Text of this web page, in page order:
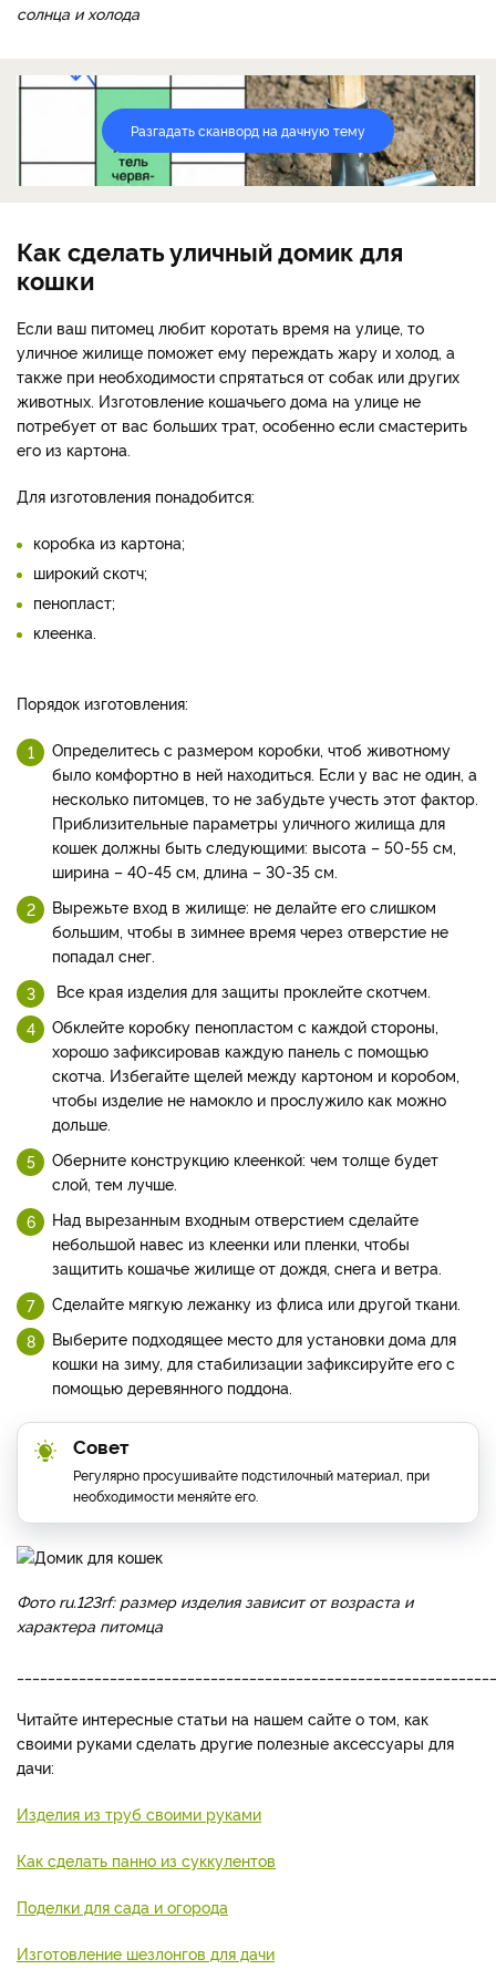
солнца и холода
Разгадать сканворд на дачную тему
Как сделать уличный домик для
кошки
Если ваш питомец любит коротать время на улице, то
уличное жилище поможет ему переждать жару и холод, а
также при необходимости спрятаться от собак или других
животных. Изготовление кошачьего дома на улице не
потребует от вас больших трат, особенно если смастерить
его из картона.
Для изготовления понадобится:
коробка из картона;
широкий скотч;
пенопласт;
клеенка.
Порядок изготовления:
Определитесь с размером коробки, чтоб животному
было комфортно в ней находиться. Если у вас не один, а
несколько питомцев, то не забудьте учесть этот фактор.
Приблизительные параметры уличного жилища для
кошек должны быть следующими: высота – 50-55 см,
ширина – 40-45 см, длина – 30-35 см.
Вырежьте вход в жилище: не делайте его слишком
большим, чтобы в зимнее время через отверстие не
попадал снег.
Все края изделия для защиты проклейте скотчем.
Обклейте коробку пенопластом с каждой стороны,
хорошо зафиксировав каждую панель с помощью
скотча. Избегайте щелей между картоном и коробом,
чтобы изделие не намокло и прослужило как можно
дольше.
Оберните конструкцию клеенкой: чем толще будет
слой, тем лучше.
Над вырезанным входным отверстием сделайте
небольшой навес из клеенки или пленки, чтобы
защитить кошачье жилище от дождя, снега и ветра.
Сделайте мягкую лежанку из флиса или другой ткани.
Выберите подходящее место для установки дома для
кошки на зиму, для стабилизации зафиксируйте его с
помощью деревянного поддона.
Совет
Регулярно просушивайте подстилочный материал, при
необходимости меняйте его.
Фото ru.123rf: размер изделия зависит от возраста и
характера питомца
Читайте интересные статьи на нашем сайте о том, как
своими руками сделать другие полезные аксессуары для
дачи:
Изделия из труб своими руками
Как сделать панно из суккулентов
Поделки для сада и огорода
Изготовление шезлонгов для дачи